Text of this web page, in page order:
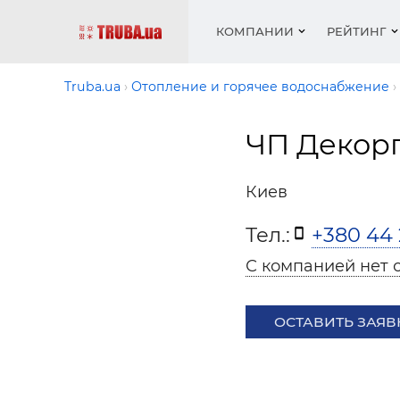
КОМПАНИИ
Котлы
РЕЙТИНГ
Работа
Разное
Холод,
Котлы
Монтаж
Акции
Фото
Truba.ua Отопление и горячее водоснабжение
ЧП
Киев
Тел.: +380 44
С компанией нет
ОСТАВИТЬ